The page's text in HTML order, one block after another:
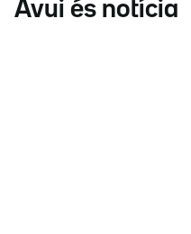
Avui és notícia